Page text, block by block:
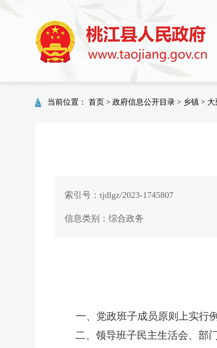
当前位置： 首页 > 政府信息公开目录 > 乡镇 > 大
索引号：tjdlgz/2023-1745807
信息类别：综合政务
一、 党政班子成员原则上实行
二、 领导班子民主生活会、部